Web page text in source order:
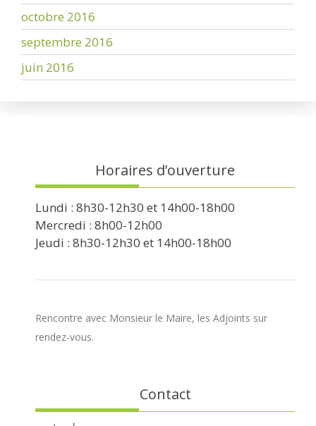
octobre 2016
septembre 2016
juin 2016
Horaires d’ouverture
Lundi : 8h30-12h30 et 14h00-18h00
Mercredi : 8h00-12h00
Jeudi : 8h30-12h30 et 14h00-18h00
Rencontre avec Monsieur le Maire, les Adjoints sur
rendez-vous.
Contact